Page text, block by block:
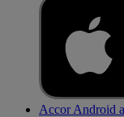
Accor Android